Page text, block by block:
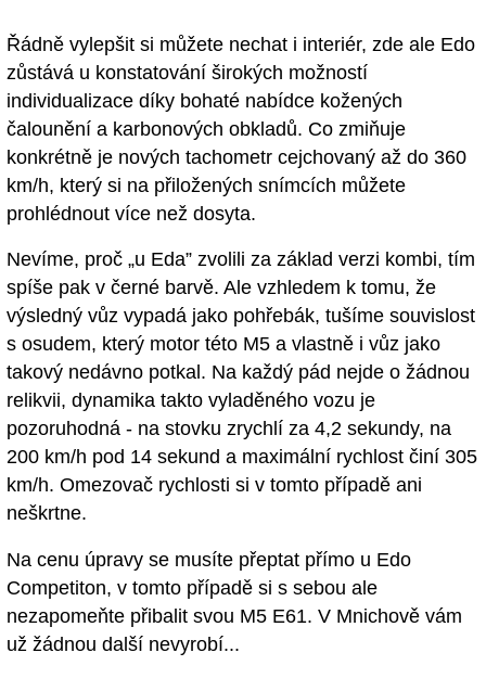
Řádně vylepšit si můžete nechat i interiér, zde ale Edo
zůstává u konstatování širokých možností
individualizace díky bohaté nabídce kožených
čalounění a karbonových obkladů. Co zmiňuje
konkrétně je nových tachometr cejchovaný až do 360
km/h, který si na přiložených snímcích můžete
prohlédnout více než dosyta.
Nevíme, proč „u Eda” zvolili za základ verzi kombi, tím
spíše pak v černé barvě. Ale vzhledem k tomu, že
výsledný vůz vypadá jako pohřebák, tušíme souvislost
s osudem, který motor této M5 a vlastně i vůz jako
takový nedávno potkal. Na každý pád nejde o žádnou
relikvii, dynamika takto vyladěného vozu je
pozoruhodná - na stovku zrychlí za 4,2 sekundy, na
200 km/h pod 14 sekund a maximální rychlost činí 305
km/h. Omezovač rychlosti si v tomto případě ani
neškrtne.
Na cenu úpravy se musíte přeptat přímo u Edo
Competiton, v tomto případě si s sebou ale
nezapomeňte přibalit svou M5 E61. V Mnichově vám
už žádnou další nevyrobí...